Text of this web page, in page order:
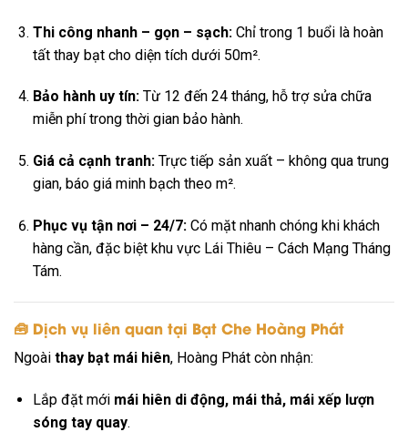
Thi công nhanh – gọn – sạch:Chỉ trong 1 buổi là hoàn
tất thay bạt cho diện tích dưới 50m².
Bảo hành uy tín:Từ 12 đến 24 tháng, hỗ trợ sửa chữa
miễn phí trong thời gian bảo hành.
Giá cả cạnh tranh:Trực tiếp sản xuất – không qua trung
gian, báo giá minh bạch theo m².
Phục vụ tận nơi – 24/7:Có mặt nhanh chóng khi khách
hàng cần, đặc biệt khu vực Lái Thiêu – Cách Mạng Tháng
Tám.
🧰 Dịch vụ liên quan tại Bạt Che Hoàng Phát
Ngoài thay bạt mái hiên, Hoàng Phát còn nhận:
Lắp đặt mới mái hiên di động, mái thả, mái xếp lượn
sóng tay quay.